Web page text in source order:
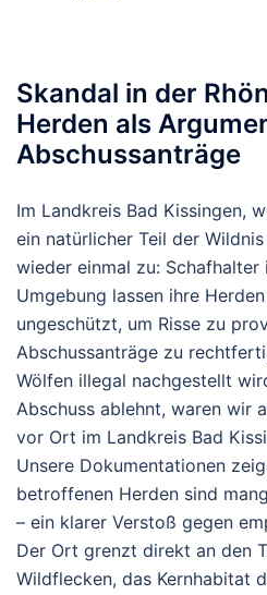
Skandal in der
Herden als
Abschussanträge
Im Landkreis Bad Kissingen,
ein natürlicher Teil der
wieder einmal zu: Schafhalter
Umgebung lassen ihre
ungeschützt, um Risse zu
Abschussanträge zu
Wölfen illegal nachgestellt
Abschuss ablehnt, waren wir
vor Ort im Landkreis Bad
Unsere Dokumentationen
betroffenen Herden sind
– ein klarer Verstoß gegen
Der Ort grenzt direkt an den
Wildflecken, das Kernhabitat